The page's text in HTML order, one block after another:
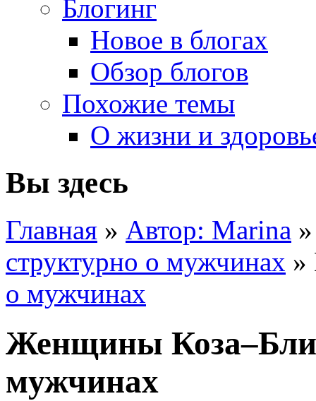
Блогинг
Новое в блогах
Обзор блогов
Похожие темы
О жизни и
Вы здесь
Главная » Автор: Marina
структурно о мужчинах »
о мужчинах
Женщины
мужчинах